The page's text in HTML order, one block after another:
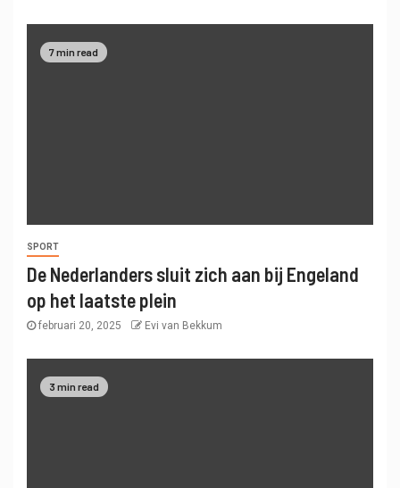
7 min read
SPORT
De Nederlanders sluit zich aan bij Engeland
op het laatste plein
februari 20, 2025 Evi van Bekkum
3 min read